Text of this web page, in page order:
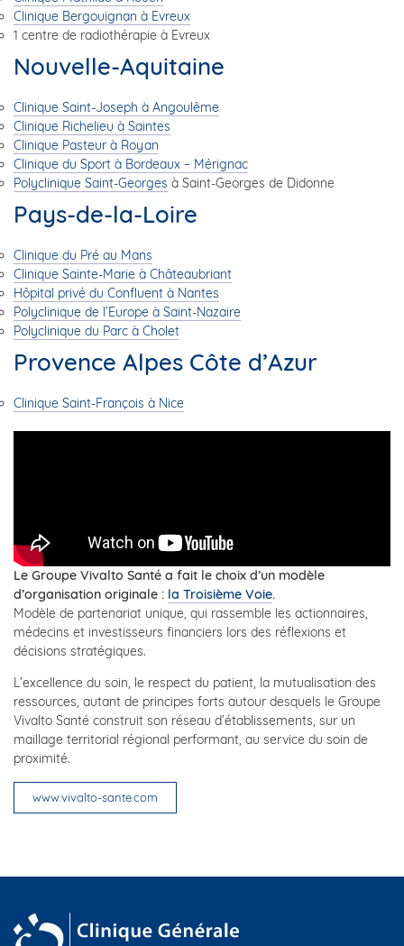
Clinique Bergouignan à Evreux
1 centre de radiothérapie à Evreux
Nouvelle-Aquitaine
Clinique Saint-Joseph à Angoulême
Clinique Richelieu à Saintes
Clinique Pasteur à Royan
Clinique du Sport à Bordeaux – Mérignac
Polyclinique Saint-Georges à Saint-Georges de Didonne
Pays-de-la-Loire
Clinique du Pré au Mans
Clinique Sainte-Marie à Châteaubriant
Hôpital privé du Confluent à Nantes
Polyclinique de l’Europe à Saint-Nazaire
Polyclinique du Parc à Cholet
Provence Alpes Côte d’Azur
Clinique Saint-François à Nice
Le Groupe Vivalto Santé a fait le choix d’un modèle
d’organisation originale : la Troisième Voie.
Modèle de partenariat unique, qui rassemble les actionnaires,
médecins et investisseurs financiers lors des réflexions et
décisions stratégiques.
L’excellence du soin, le respect du patient, la mutualisation des
ressources, autant de principes forts autour desquels le Groupe
Vivalto Santé construit son réseau d’établissements, sur un
maillage territorial régional performant, au service du soin de
proximité.
www.vivalto-sante.com